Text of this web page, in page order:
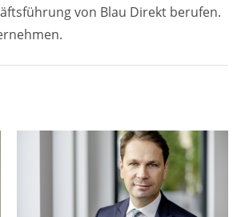
von Blau Direkt berufen.